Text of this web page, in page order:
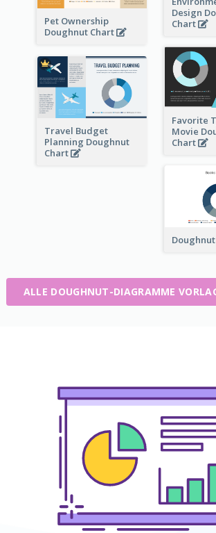
Design
Chart
Pet Ownership
Doughnut Chart
Favorite
Movie
Chart
Travel Budget
Planning Doughnut
Chart
ALLE DOUGHNUT-DIAGRAMME